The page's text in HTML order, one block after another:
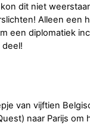
dit niet
Alleen een
een diplomatiek
deel!
van vijftien
naar Parijs